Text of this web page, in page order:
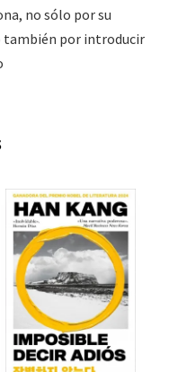
no sólo por su
también por introducir